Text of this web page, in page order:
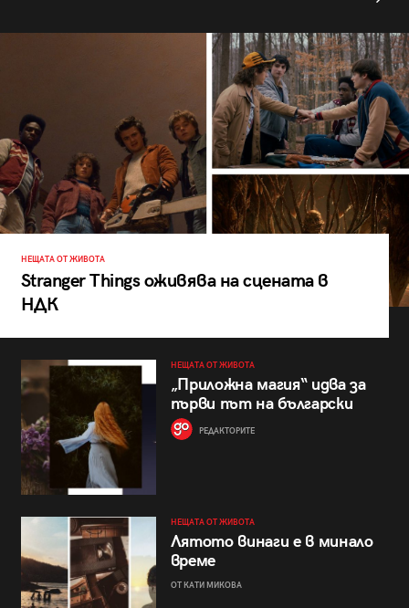
НЕЩАТА ОТ ЖИВОТА
Stranger Things оживява на сцената в
НДК
НЕЩАТА ОТ ЖИВОТА
„Приложна магия“ идва за
първи път на български
РЕДАКТОРИТЕ
НЕЩАТА ОТ ЖИВОТА
Лятото винаги е в минало
време
ОТ КАТИ МИКОВА